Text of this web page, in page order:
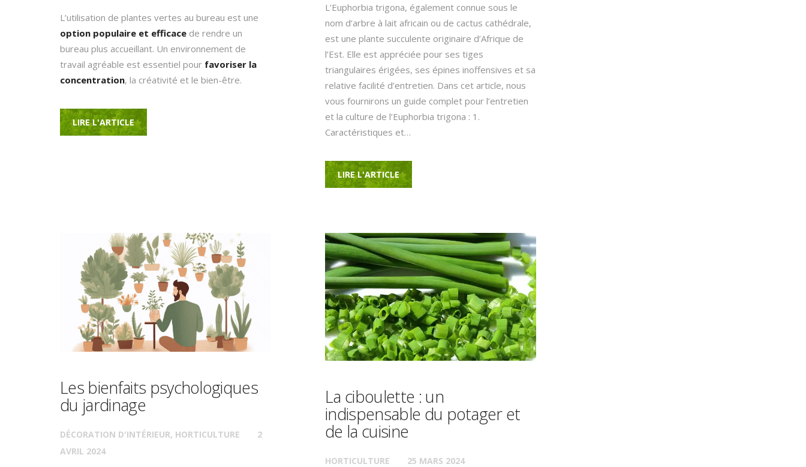
L’utilisation de plantes vertes au bureau est une
option populaire et efficace de rendre un
bureau plus accueillant. Un environnement de
travail agréable est essentiel pour favoriser la
concentration, la créativité et le bien-être.
LIRE L'ARTICLE
L’Euphorbia trigona, également connue sous le
nom d‘arbre à lait africain ou de cactus cathédrale,
est une plante succulente originaire d’Afrique de
l’Est. Elle est appréciée pour ses tiges
triangulaires érigées, ses épines inoffensives et sa
relative facilité d’entretien. Dans cet article, nous
vous fournirons un guide complet pour l’entretien
et la culture de l’Euphorbia trigona : 1.
Caractéristiques et…
LIRE L'ARTICLE
Les bienfaits psychologiques
du jardinage
DÉCORATION D'INTÉRIEUR, HORTICULTURE
2
AVRIL 2024
La ciboulette : un
indispensable du potager et
de la cuisine
HORTICULTURE 25 MARS 2024